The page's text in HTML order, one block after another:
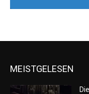
MEISTGELESEN